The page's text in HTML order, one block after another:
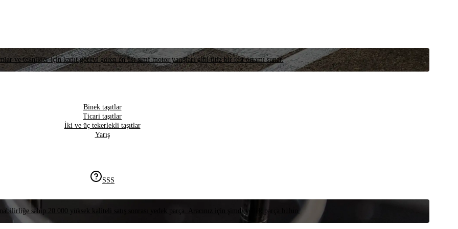
ve teknikler için kanıt görevi gören en üst sınıf motor yarışları gibi titiz bir test ortamı sunar.
Binek taşıtlar
Ticari taşıtlar
İki ve üç tekerlekli taşıtlar
Yarış
SSS
sahip 20.000 yüksek kaliteli satış sonrası yedek parça. Aracınız için şimdi yedek parça bulun.